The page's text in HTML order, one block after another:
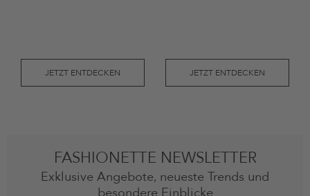
JETZT ENTDECKEN JETZT ENTDECKEN
FASHIONETTE NEWSLETTER
Exklusive Angebote, neueste Trends und